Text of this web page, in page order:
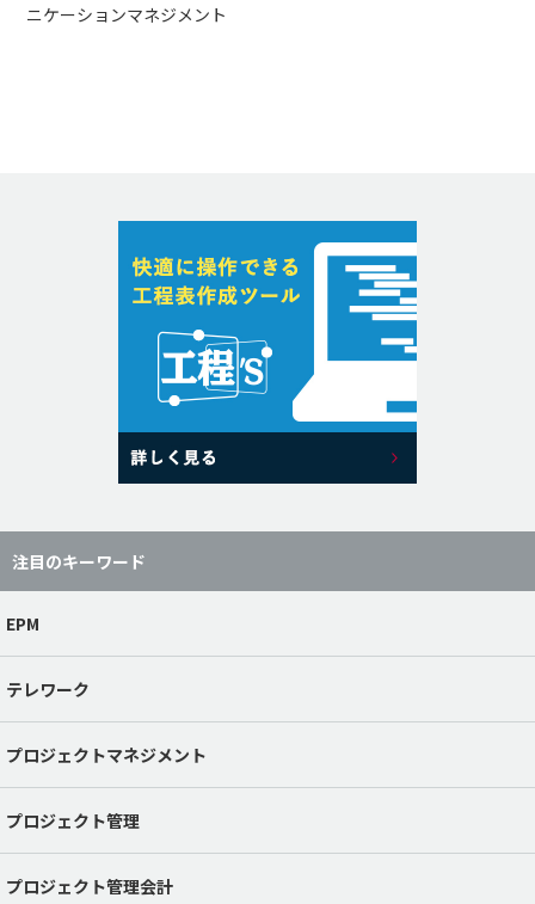
ニケーションマネジメント
注目のキーワード
EPM
テレワーク
プロジェクトマネジメント
プロジェクト管理
プロジェクト管理会計